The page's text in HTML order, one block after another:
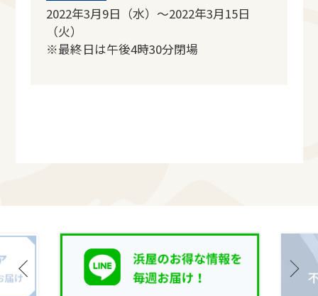
2022年3月9日（水）～2022年3月15日
（火）
※最終日は午後4時30分閉場